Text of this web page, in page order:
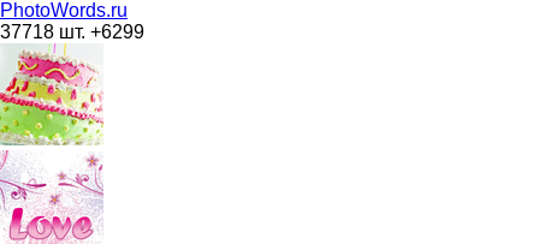
PhotoWords.ru
37718 шт. +6299